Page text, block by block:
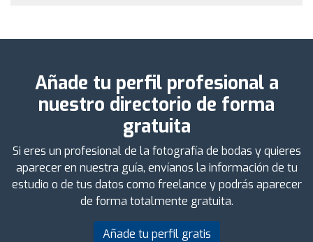
Añade tu perfil profesional a
nuestro directorio de forma
gratuita
Si eres un profesional de la fotografía de bodas y quieres
aparecer en nuestra guía, envíanos la información de tu
estudio o de tus datos como freelance y podrás aparecer
de forma totalmente gratuita.
Añade tu perfil gratis